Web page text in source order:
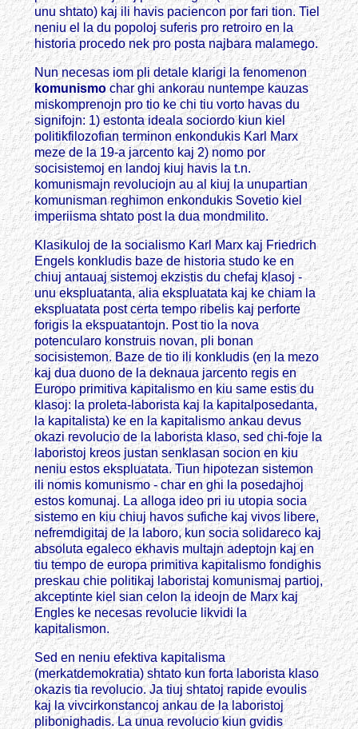
unu shtato) kaj ili havis paciencon por fari tion. Tiel
neniu el la du popoloj suferis pro retroiro en la
historia procedo nek pro posta najbara malamego.
Nun necesas iom pli detale klarigi la fenomenon
komunismo char ghi ankorau nuntempe kauzas
miskomprenojn pro tio ke chi tiu vorto havas du
signifojn: 1) estonta ideala sociordo kiun kiel
politikfilozofian terminon enkondukis Karl Marx
meze de la 19-a jarcento kaj 2) nomo por
socisistemoj en landoj kiuj havis la t.n.
komunismajn revoluciojn au al kiuj la unupartian
komunisman reghimon enkondukis Sovetio kiel
imperiisma shtato post la dua mondmilito.
Klasikuloj de la socialismo Karl Marx kaj Friedrich
Engels konkludis baze de historia studo ke en
chiuj antauaj sistemoj ekzistis du chefaj klasoj -
unu ekspluatanta, alia ekspluatata kaj ke chiam la
ekspluatata post certa tempo ribelis kaj perforte
forigis la ekspuatantojn. Post tio la nova
potencularo konstruis novan, pli bonan
socisistemon. Baze de tio ili konkludis (en la mezo
kaj dua duono de la deknaua jarcento regis en
Europo primitiva kapitalismo en kiu same estis du
klasoj: la proleta-laborista kaj la kapitalposedanta,
la kapitalista) ke en la kapitalismo ankau devus
okazi revolucio de la laborista klaso, sed chi-foje la
laboristoj kreos justan senklasan socion en kiu
neniu estos ekspluatata. Tiun hipotezan sistemon
ili nomis komunismo - char en ghi la posedajhoj
estos komunaj. La alloga ideo pri iu utopia socia
sistemo en kiu chiuj havos sufiche kaj vivos libere,
nefremdigitaj de la laboro, kun socia solidareco kaj
absoluta egaleco ekhavis multajn adeptojn kaj en
tiu tempo de europa primitiva kapitalismo fondighis
preskau chie politikaj laboristaj komunismaj partioj,
akceptinte kiel sian celon la ideojn de Marx kaj
Engles ke necesas revolucie likvidi la
kapitalismon.
Sed en neniu efektiva kapitalisma
(merkatdemokratia) shtato kun forta laborista klaso
okazis tia revolucio. Ja tiuj shtatoj rapide evoulis
kaj la vivcirkonstancoj ankau de la laboristoj
plibonighadis. La unua revolucio kiun gvidis